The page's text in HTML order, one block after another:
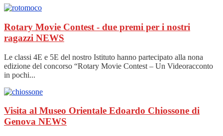
Rotary Movie Contest - due premi per i nostri
ragazzi NEWS
Le classi 4E e 5E del nostro Istituto hanno partecipato alla nona
edizione del concorso “Rotary Movie Contest – Un Videoracconto
in pochi...
Visita al Museo Orientale Edoardo Chiossone di
Genova NEWS